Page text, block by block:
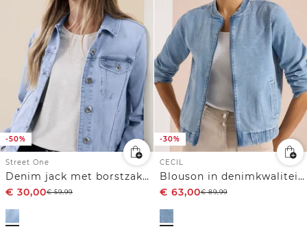
-50%
Street One
Denim jack met borstzakken en knopen
€ 30,00€59,99
-30%
CECIL
Blouson in denimkwaliteit met ritssluiting
€ 63,00€89,99